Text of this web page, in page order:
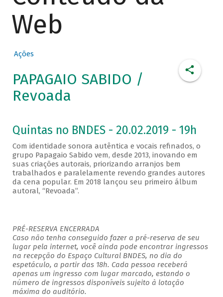
Web
Ações
PAPAGAIO SABIDO /
Revoada
Quintas no BNDES - 20.02.2019 - 19h
Com identidade sonora autêntica e vocais refinados, o
grupo Papagaio Sabido vem, desde 2013, inovando em
suas criações autorais, priorizando arranjos bem
trabalhados e paralelamente revendo grandes autores
da cena popular. Em 2018 lançou seu primeiro álbum
autoral, “Revoada”.
PRÉ-RESERVA ENCERRADA
Caso não tenha conseguido fazer a pré-reserva de seu
lugar pela internet, você ainda pode encontrar ingressos
na recepção do Espaço Cultural BNDES, no dia do
espetáculo, a partir das 18h. Cada pessoa receberá
apenas um ingresso com lugar marcado, estando o
número de ingressos disponíveis sujeito à lotação
máxima do auditório.